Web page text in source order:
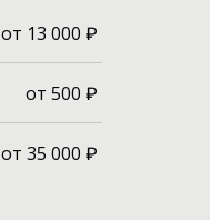
от 13 000 ₽
от 500 ₽
от 35 000 ₽